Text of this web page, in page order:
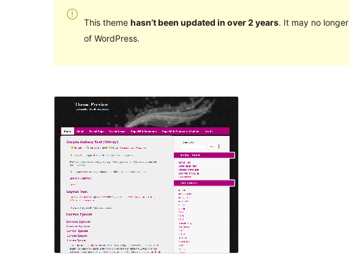
This theme hasn’t been updated in over 2 years. It may no
of WordPress.